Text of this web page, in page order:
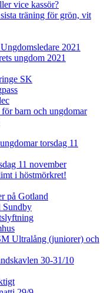
vice kassör?
träning för grön, vit
2021
ungdom 2021
SK
barn och ungdomar
torsdag 11
11 november
i höstmörkret!
på Gotland
Sundby
Ultralång (juniorer) och
30-31/10